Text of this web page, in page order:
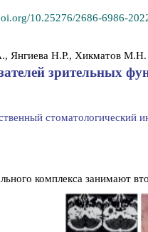
10.25276/2686-6986-
Янгиева Н.Р., Хикматов М.Н.
зрительных
стоматологический
комплекса занимают